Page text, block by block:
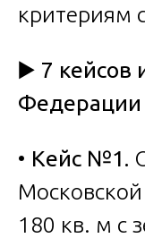
критериям
▶️ 7 кейсов
Федерации
• Кейс №1.
180 кв. м с